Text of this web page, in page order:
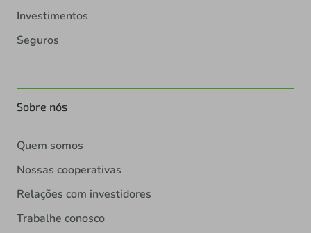
Investimentos
Seguros
Sobre nós
Quem somos
Nossas cooperativas
Relações com investidores
Trabalhe conosco